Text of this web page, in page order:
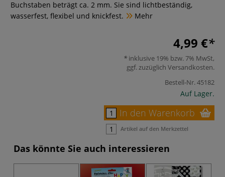
Buchstaben beträgt ca. 2 mm. Sie sind lichtbeständig,
wasserfest, flexibel und knickfest.
Mehr
4,99 €
inklusive 19% bzw. 7% MwSt,
ggf. zuzüglich Versandkosten.
Bestell-Nr.45182
Auf Lager.
In den Warenkorb
Artikel auf den Merkzettel
Das könnte Sie auch interessieren